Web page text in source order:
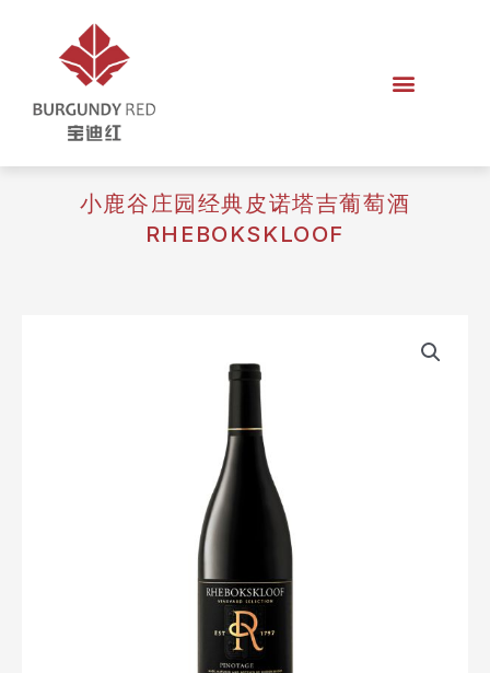
小鹿谷庄园经典皮诺塔吉葡萄酒
RHEBOKSKLOOF